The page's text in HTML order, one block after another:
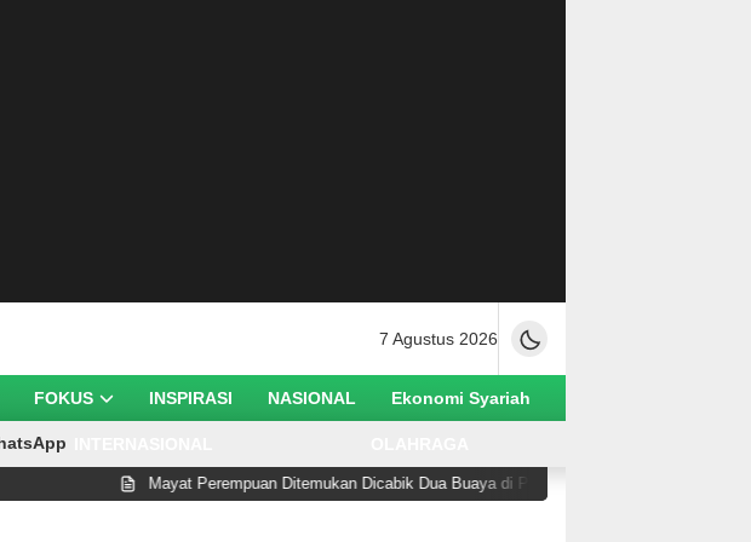
7 Agustus 2026
FOKUS INSPIRASI NASIONAL Ekonomi Syariah
Mayat Perempuan Ditemukan Dicabik Dua Buaya di Pantai Lere Palu